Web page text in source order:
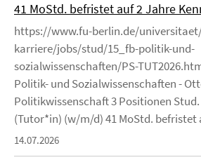
41 MoStd. befristet auf 2 Jahre
https://www.fu-berlin.de/
karriere/jobs/stud/15_fb-politik-und-
sozialwissenschaften/PS-
Politik- und Sozialwissenschaften -
Politikwissenschaft 3 Positionen
(Tutor*in) (w/m/d) 41 MoStd. befristet
14.07.2026